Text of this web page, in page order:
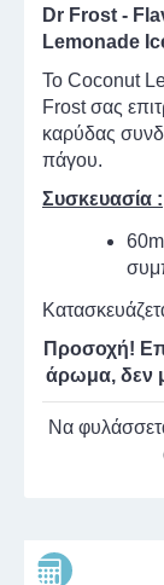
Dr Frost -
Lemonade
Το Coconut
Frost σας
καρύδας
πάγου.
Συσκευασία :
Προσοχή!
άρωμα, δεν
Να